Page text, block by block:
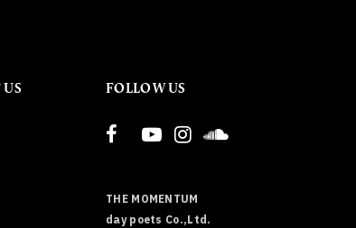
FOLLOW US
THE MOMENTUM
day poets Co.,Ltd.